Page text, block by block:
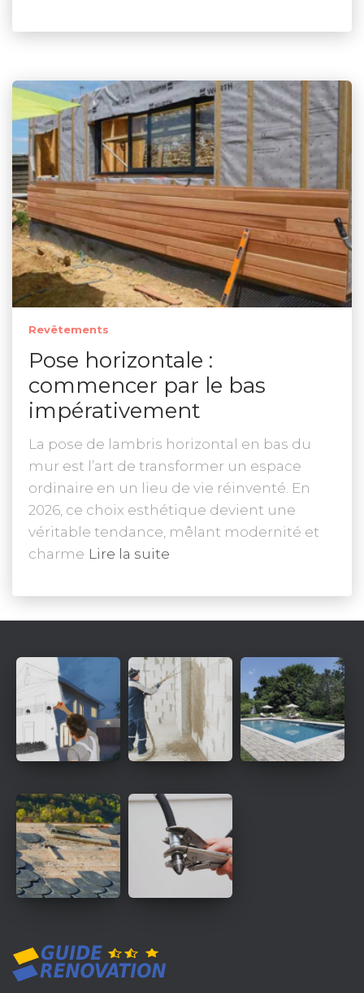
Revêtements
Pose horizontale :
commencer par le bas
impérativement
La pose de lambris horizontal en bas du
mur est l’art de transformer un espace
ordinaire en un lieu de vie réinventé. En
2026, ce choix esthétique devient une
véritable tendance, mêlant modernité et
charme Lire la suite